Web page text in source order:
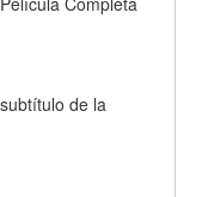
de la